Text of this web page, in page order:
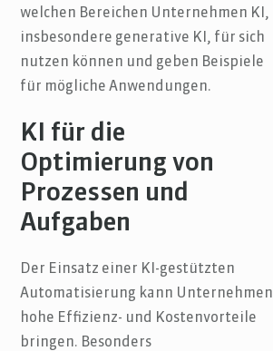
welchen Bereichen Unternehmen KI,
insbesondere generative KI, für sich
nutzen können und geben Beispiele
für mögliche Anwendungen.
KI für die
Optimierung von
Prozessen und
Aufgaben
Der Einsatz einer KI-gestützten
Automatisierung kann Unternehmen
hohe Effizienz- und Kostenvorteile
bringen. Besonders